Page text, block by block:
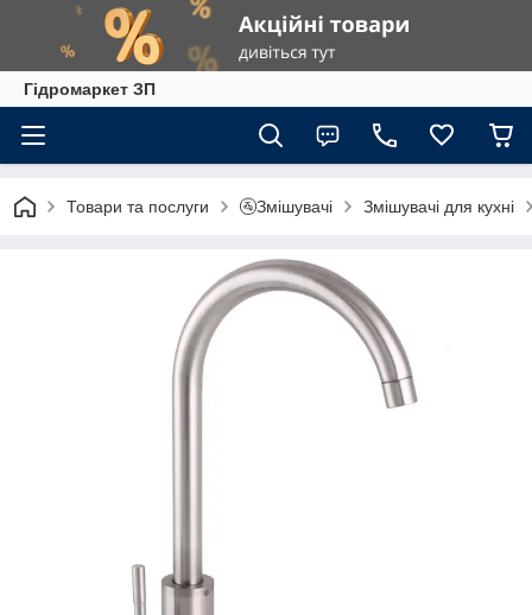
Гiдромаркет ЗП
Товари та послуги 🚰Змішувачі Змішувачі для кухні